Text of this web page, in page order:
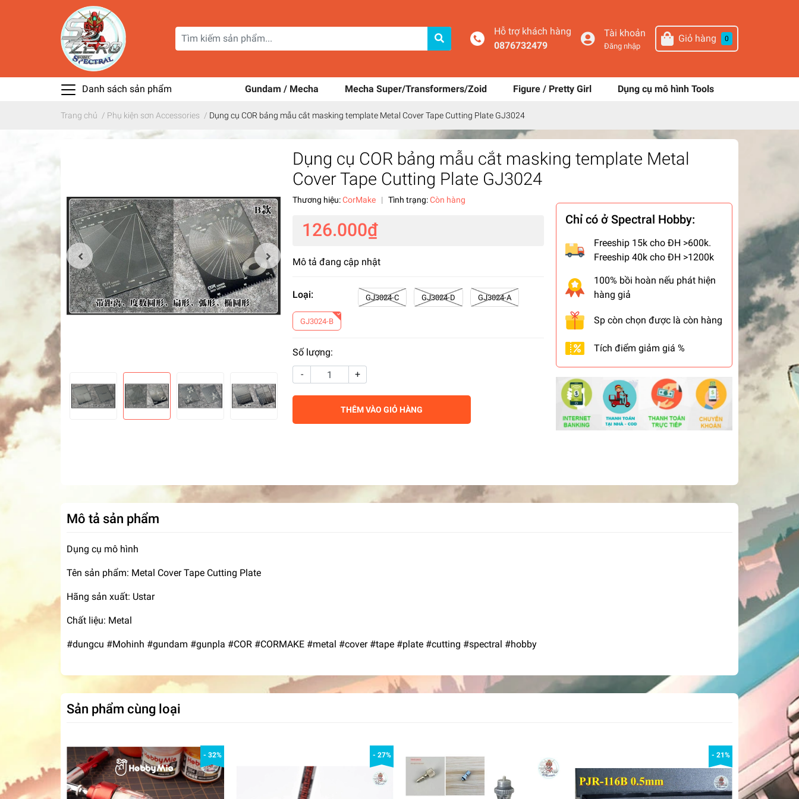
Hỗ trợ khách hàng
0876732479
Tài khoản
Đăng nhập
Giỏ hàng 0
Danh sách sản phẩm Gundam / Mecha Mecha Super/Transformers/Zoid Figure / Pretty Girl Dụng cụ mô hình Tools
Trang chủ / Phụ kiện sơn Accessories / Dụng cụ COR bảng mẫu cắt masking template Metal Cover Tape Cutting Plate GJ3024
Dụng cụ COR bảng mẫu cắt masking template Metal
Cover Tape Cutting Plate GJ3024
Thương hiệu:CorMake | Tình trạng:Còn hàng
126.000₫
Mô tả đang cập nhật
Loại: GJ3024-C GJ3024-D GJ3024-A
GJ3024-B
Số lượng:
-
+
THÊM VÀO GIỎ HÀNG
Chỉ có ở Spectral Hobby:
Freeship 15k cho ĐH >600k.
Freeship 40k cho ĐH >1200k
100% bồi hoàn nếu phát hiện
hàng giả
Sp còn chọn được là còn hàng
Tích điểm giảm giá %
Mô tả sản phẩm
Dụng cụ mô hình
Tên sản phẩm: Metal Cover Tape Cutting Plate
Hãng sản xuất: Ustar
Chất liệu: Metal
#dungcu #Mohinh #gundam #gunpla #COR #CORMAKE #metal #cover #tape #plate #cutting #spectral #hobby
Sản phẩm cùng loại
- 32% - 27% - 21%